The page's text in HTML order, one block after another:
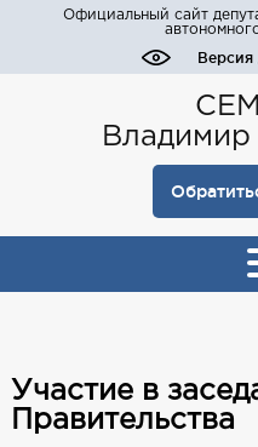
Официальный сайт
Версия
Владимир
Участие в
Правительства